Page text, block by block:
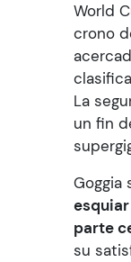
World
crono
La
un fin
Goggia
parte
su